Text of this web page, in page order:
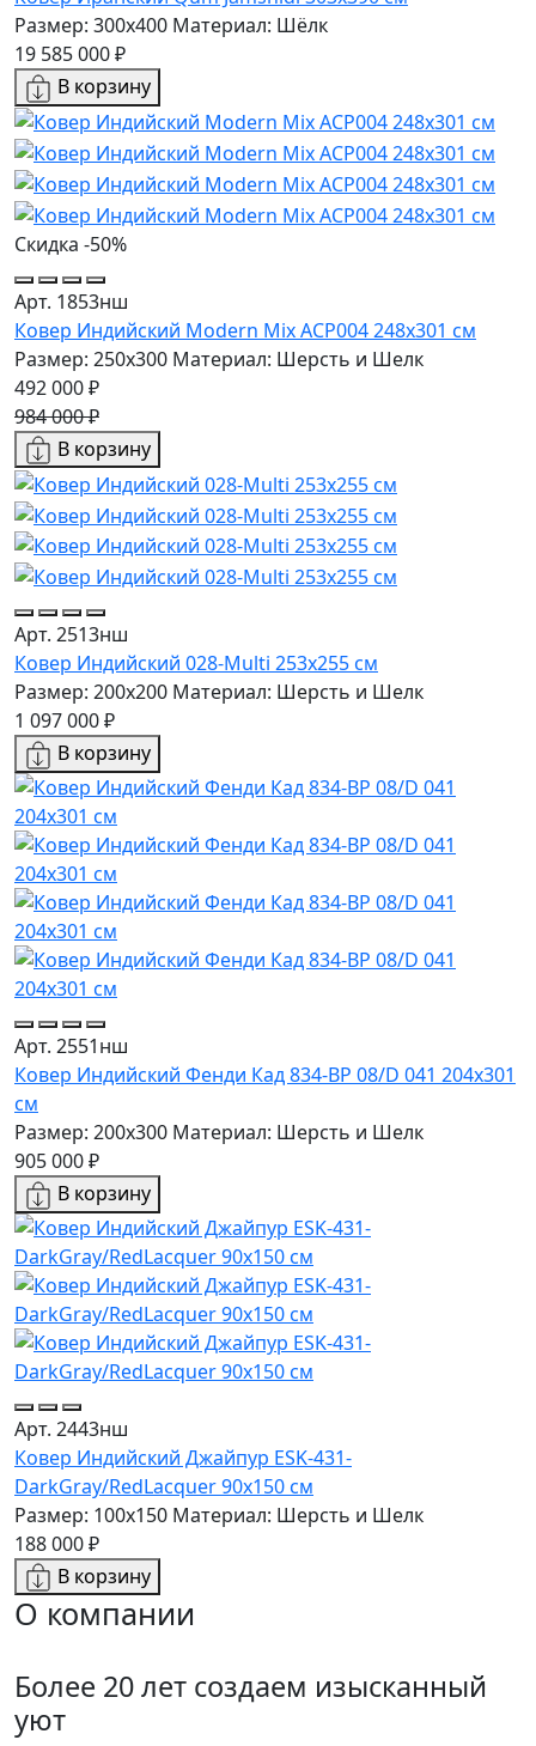
Размер: 300x400 Материал: Шёлк
19 585 000 ₽
В корзину
Скидка -50%
Арт. 1853нш
Ковер Индийский Modern Mix ACP004 248x301 см
Размер: 250x300 Материал: Шерсть и Шелк
492 000 ₽
984 000 ₽
В корзину
Арт. 2513нш
Ковер Индийский 028-Multi 253x255 см
Размер: 200x200 Материал: Шерсть и Шелк
1 097 000 ₽
В корзину
Арт. 2551нш
Ковер Индийский Фенди Кад 834-BP 08/D 041 204x301
см
Размер: 200x300 Материал: Шерсть и Шелк
905 000 ₽
В корзину
Арт. 2443нш
Ковер Индийский Джайпур ESK-431-
DarkGray/RedLacquer 90x150 см
Размер: 100x150 Материал: Шерсть и Шелк
188 000 ₽
В корзину
О компании
Более 20 лет создаем изысканный
уют